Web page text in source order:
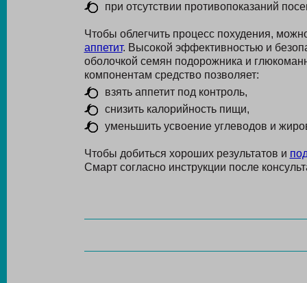
при отсутствии противопоказаний
Чтобы облегчить процесс похудения,
аппетит. Высокой эффективностью и
оболочкой семян подорожника и
компонентам средство позволяет:
взять аппетит под контроль,
снизить калорийность пищи,
уменьшить усвоение углеводов и
Чтобы добиться хороших результатов и
Смарт согласно инструкции после